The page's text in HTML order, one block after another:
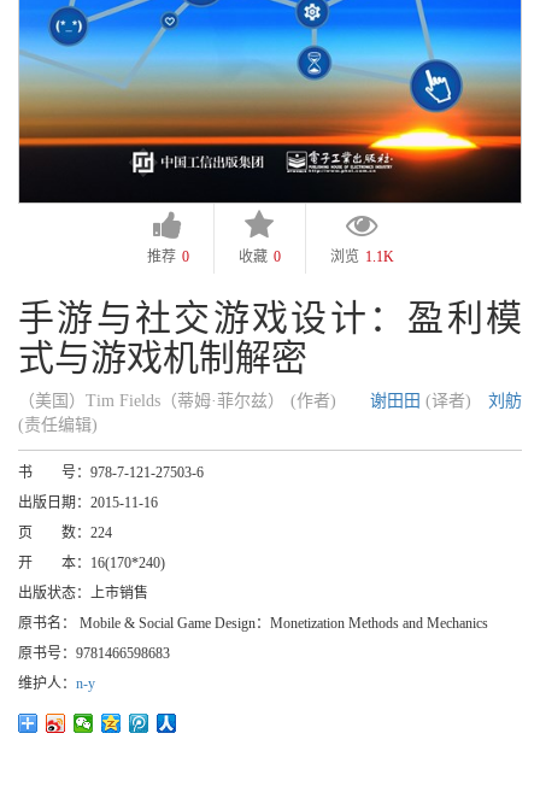
推荐 0 收藏 0 浏览 1.1K
手游与社交游戏设计：盈利模
式与游戏机制解密
（美国）Tim Fields（蒂姆·菲尔兹） (作者) 谢田田 (译者)
刘舫
(责任编辑)
书 号： 978-7-121-27503-6
出版日期： 2015-11-16
页 数： 224
开 本： 16(170*240)
出版状态：
上市销售
原书名：
Mobile & Social Game Design：Monetization Methods and Mechanics
原书号： 9781466598683
维护人： n-y